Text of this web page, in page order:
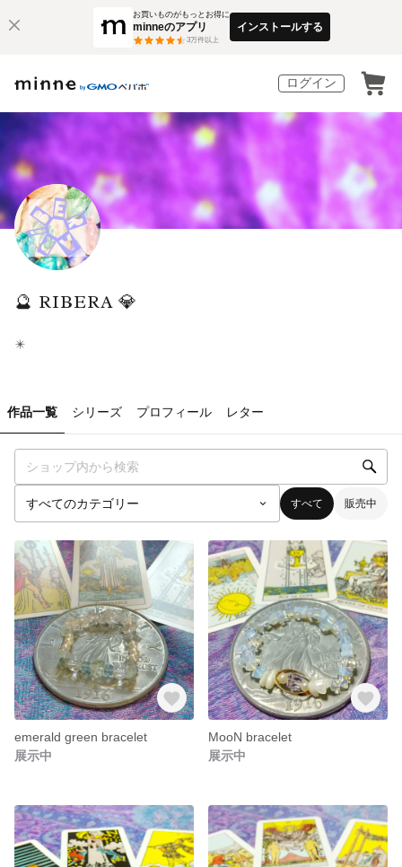
お買いものがもっとお得に
minneのアプリ
3万件以上
インストールする
ログイン
🔮 RIBERA 💎
✴️
作品一覧 シリーズ プロフィール レター
すべて 販売中
emerald green bracelet
展示中
MooN bracelet
展示中